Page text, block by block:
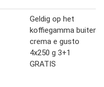
Geldig op het
koffiegamma buiten
crema e gusto
4x250 g 3+1
GRATIS